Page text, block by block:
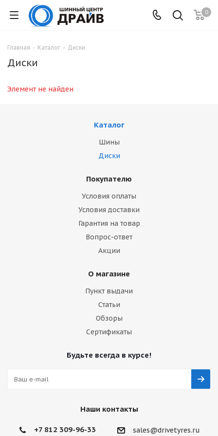
0
Главная - Каталог - Диски
Диски
Элемент не найден
Каталог
Шины
Диски
Покупателю
Условия оплаты
Условия доставки
Гарантия на товар
Вопрос-ответ
Акции
О магазине
Пункт выдачи
Статьи
Обзоры
Сертификаты
Будьте всегда в курсе!
Наши контакты
+7 812 309-96-33 sales@drivetyres.ru